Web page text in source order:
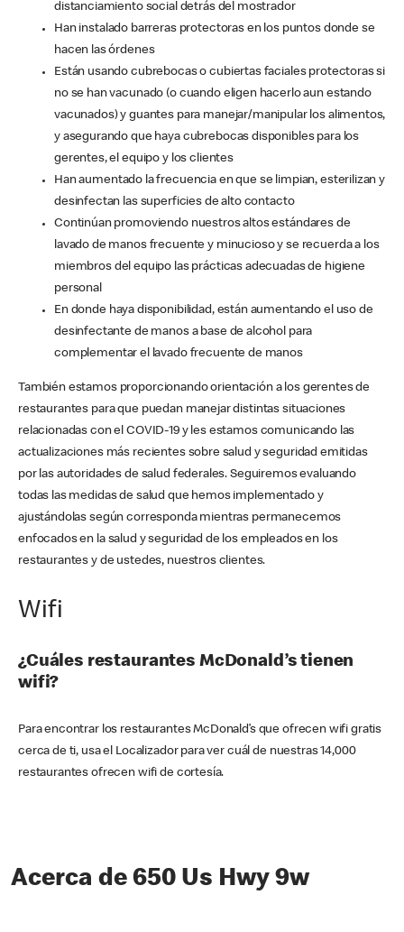
distanciamiento social detrás del mostrador
Han instalado barreras protectoras en los puntos donde se
hacen las órdenes
Están usando cubrebocas o cubiertas faciales protectoras si
no se han vacunado (o cuando eligen hacerlo aun estando
vacunados) y guantes para manejar/manipular los alimentos,
y asegurando que haya cubrebocas disponibles para los
gerentes, el equipo y los clientes
Han aumentado la frecuencia en que se limpian, esterilizan y
desinfectan las superficies de alto contacto
Continúan promoviendo nuestros altos estándares de
lavado de manos frecuente y minucioso y se recuerda a los
miembros del equipo las prácticas adecuadas de higiene
personal
En donde haya disponibilidad, están aumentando el uso de
desinfectante de manos a base de alcohol para
complementar el lavado frecuente de manos
También estamos proporcionando orientación a los gerentes de
restaurantes para que puedan manejar distintas situaciones
relacionadas con el COVID-19 y les estamos comunicando las
actualizaciones más recientes sobre salud y seguridad emitidas
por las autoridades de salud federales. Seguiremos evaluando
todas las medidas de salud que hemos implementado y
ajustándolas según corresponda mientras permanecemos
enfocados en la salud y seguridad de los empleados en los
restaurantes y de ustedes, nuestros clientes.
Wifi
¿Cuáles restaurantes McDonald’s tienen
wifi?
Para encontrar los restaurantes McDonald’s que ofrecen wifi gratis
cerca de ti, usa el Localizador para ver cuál de nuestras 14,000
restaurantes ofrecen wifi de cortesía.
Acerca de 650 Us Hwy 9w